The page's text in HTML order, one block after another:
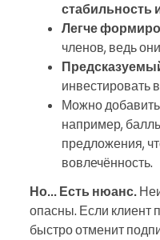
стабильность
Легче
членов, ведь
инвестировать
Можно добавить
например,
предложения,
вовлечённость.
Но... Есть нюанс.
опасны. Если клиент
быстро отменит